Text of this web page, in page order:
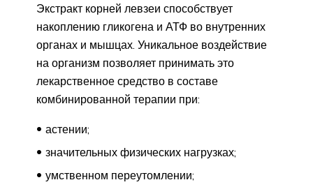
Экстракт корней левзеи способствует
накоплению гликогена и АТФ во внутренних
органах и мышцах. Уникальное воздействие
на организм позволяет принимать это
лекарственное средство в составе
комбинированной терапии при:
астении;
значительных физических нагрузках;
умственном переутомлении;